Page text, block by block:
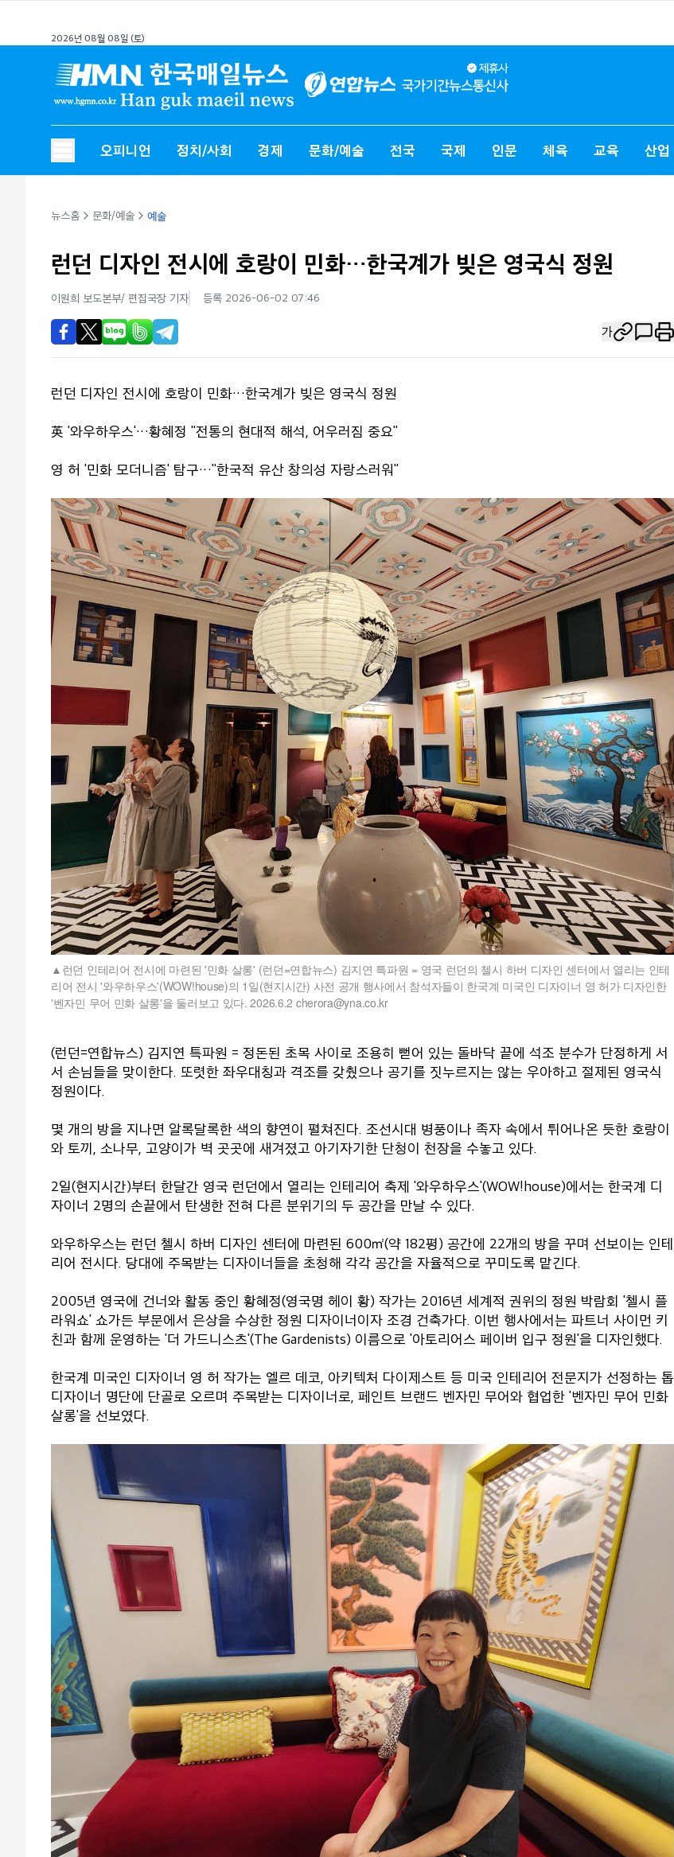
2026년 08월 08일 (토)
오피니언 정치/사회 경제 문화/예술 전국 국제 인문 체육 교육 산업
뉴스홈 문화/예술 예술
런던 디자인 전시에 호랑이 민화…한국계가 빚은 영국식 정원
이원희 보도본부/ 편집국장 기자 등록 2026-06-02 07:46
가
런던 디자인 전시에 호랑이 민화…한국계가 빚은 영국식 정원
英 '와우하우스'…황혜정 "전통의 현대적 해석, 어우러짐 중요"
영 허 '민화 모더니즘' 탐구…"한국적 유산 창의성 자랑스러워"
런던 인테리어 전시에 마련된 '민화 살롱' (런던=연합뉴스) 김지연 특파원 = 영국 런던의 첼시 하버 디자인 센터에서 열리는 인테
리어 전시 '와우하우스'(WOW!house)의 1일(현지시간) 사전 공개 행사에서 참석자들이 한국계 미국인 디자이너 영 허가 디자인한
'벤자민 무어 민화 살롱'을 둘러보고 있다. 2026.6.2 cherora@yna.co.kr
(런던=연합뉴스) 김지연 특파원 = 정돈된 초목 사이로 조용히 뻗어 있는 돌바닥 끝에 석조 분수가 단정하게 서
서 손님들을 맞이한다. 또렷한 좌우대칭과 격조를 갖췄으나 공기를 짓누르지는 않는 우아하고 절제된 영국식
정원이다.
몇 개의 방을 지나면 알록달록한 색의 향연이 펼쳐진다. 조선시대 병풍이나 족자 속에서 튀어나온 듯한 호랑이
와 토끼, 소나무, 고양이가 벽 곳곳에 새겨졌고 아기자기한 단청이 천장을 수놓고 있다.
2일(현지시간)부터 한달간 영국 런던에서 열리는 인테리어 축제 '와우하우스'(WOW!house)에서는 한국계 디
자이너 2명의 손끝에서 탄생한 전혀 다른 분위기의 두 공간을 만날 수 있다.
와우하우스는 런던 첼시 하버 디자인 센터에 마련된 600㎡(약 182평) 공간에 22개의 방을 꾸며 선보이는 인테
리어 전시다. 당대에 주목받는 디자이너들을 초청해 각각 공간을 자율적으로 꾸미도록 맡긴다.
2005년 영국에 건너와 활동 중인 황혜정(영국명 헤이 황) 작가는 2016년 세계적 권위의 정원 박람회 '첼시 플
라워쇼' 쇼가든 부문에서 은상을 수상한 정원 디자이너이자 조경 건축가다. 이번 행사에서는 파트너 사이먼 키
친과 함께 운영하는 '더 가드니스츠'(The Gardenists) 이름으로 '아토리어스 페이버 입구 정원'을 디자인했다.
한국계 미국인 디자이너 영 허 작가는 엘르 데코, 아키텍처 다이제스트 등 미국 인테리어 전문지가 선정하는 톱
디자이너 명단에 단골로 오르며 주목받는 디자이너로, 페인트 브랜드 벤자민 무어와 협업한 '벤자민 무어 민화
살롱'을 선보였다.